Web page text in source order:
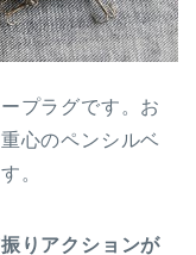
プラグです。お
心のペンシルベ
。
りアクションが